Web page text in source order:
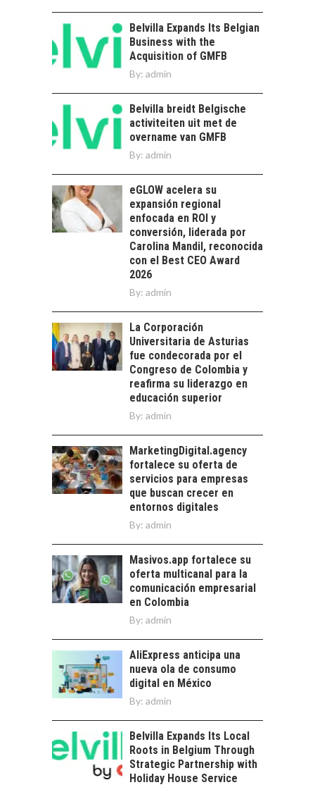
OPORTUNIDADES
PARA STARTUPS Y
NUEVOS NEGOCIOS
Capital de riesgo en
innovación para
startups…
LA
TRANSFORMACIÓN
DE LOS RECURSOS
HUMANOS EN LAS
EMPRESAS
CHILENAS
La transformación
estratégica de los
recursos humanos en
las empresas…
FINANCIAMIENTO
PARA PYMES EN
CHILE:
ALTERNATIVAS MÁS
ALLÁ DEL CRÉDITO
BANCARIO
pymes en Chile:
alternativas que
trascienden el
crédito…
EL CRECIMIENTO DE
LOS SERVICIOS
DIGITALES
EXPORTADOS DESDE
CHILE
El auge de las
exportaciones de
servicios digitales en
Chile:…
TURISMO EN EL
DESIERTO DE
ATACAMA:
OPORTUNIDADES
PARA EL
DESARROLLO LOCAL
Atacama: Motor
Estratégico para el
Desarrollo Turístico…
Belvilla Expands Its Belgian
Business with the
Acquisition of GMFB
By: admin
Belvilla breidt Belgische
activiteiten uit met de
overname van GMFB
By: admin
eGLOW acelera su
expansión regional
enfocada en ROI y
conversión, liderada por
Carolina Mandil, reconocida
con el Best CEO Award
2026
By: admin
La Corporación
Universitaria de Asturias
fue condecorada por el
Congreso de Colombia y
reafirma su liderazgo en
educación superior
By: admin
MarketingDigital.agency
fortalece su oferta de
servicios para empresas
que buscan crecer en
entornos digitales
By: admin
Masivos.app fortalece su
oferta multicanal para la
comunicación empresarial
en Colombia
By: admin
AliExpress anticipa una
nueva ola de consumo
digital en México
By: admin
Belvilla Expands Its Local
Roots in Belgium Through
Strategic Partnership with
Holiday House Service